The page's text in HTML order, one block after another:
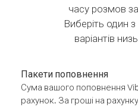
часу розмов
Виберіть один
варіантів
Пакети поповнення
Сума вашого поповнення
рахунок. За гроші на